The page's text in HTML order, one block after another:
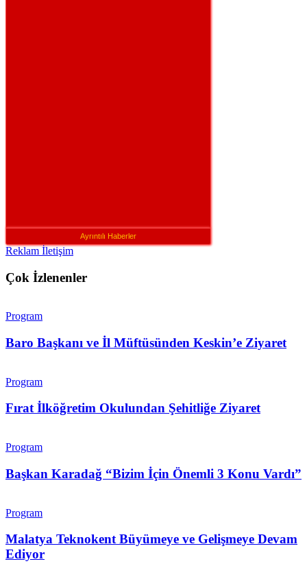
Ayrıntılı Haberler
Reklam İletişim
Çok İzlenenler
Program
Baro Başkanı ve İl Müftüsünden Keskin’e Ziyaret
Program
Fırat İlköğretim Okulundan Şehitliğe Ziyaret
Program
Başkan Karadağ “Bizim İçin Önemli 3 Konu Vardı”
Program
Malatya Teknokent Büyümeye ve Gelişmeye Devam
Ediyor